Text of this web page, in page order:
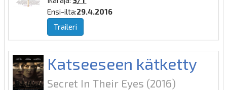
Ensi-ilta:29.4.2016
Traileri
Katseeseen kätketty
Secret In Their Eyes (2016)